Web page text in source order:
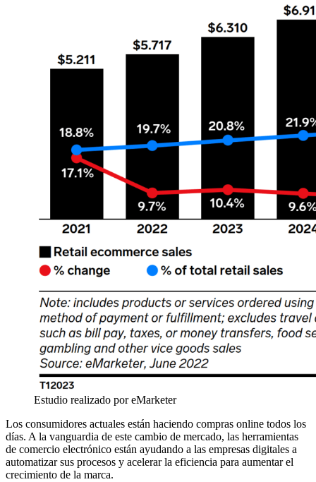
Estudio realizado por eMarketer
Los consumidores actuales están haciendo compras online todos los
días. A la vanguardia de este cambio de mercado, las herramientas
de comercio electrónico están ayudando a las empresas digitales a
automatizar sus procesos y acelerar la eficiencia para aumentar el
crecimiento de la marca.